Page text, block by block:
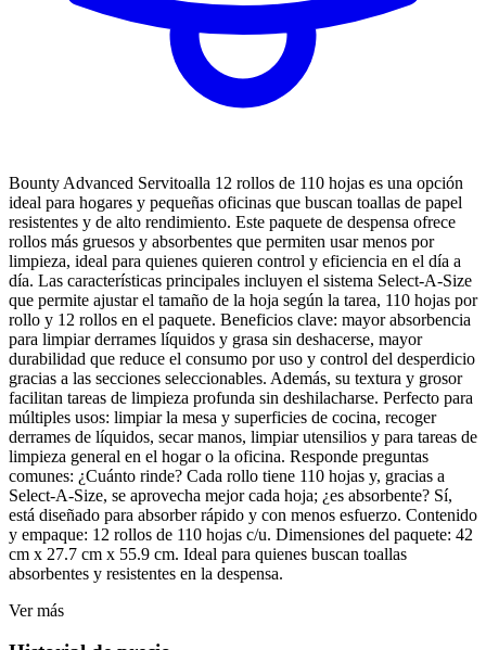
Bounty Advanced Servitoalla 12 rollos de 110 hojas es una opción
ideal para hogares y pequeñas oficinas que buscan toallas de papel
resistentes y de alto rendimiento. Este paquete de despensa ofrece
rollos más gruesos y absorbentes que permiten usar menos por
limpieza, ideal para quienes quieren control y eficiencia en el día a
día. Las características principales incluyen el sistema Select-A-Size
que permite ajustar el tamaño de la hoja según la tarea, 110 hojas por
rollo y 12 rollos en el paquete. Beneficios clave: mayor absorbencia
para limpiar derrames líquidos y grasa sin deshacerse, mayor
durabilidad que reduce el consumo por uso y control del desperdicio
gracias a las secciones seleccionables. Además, su textura y grosor
facilitan tareas de limpieza profunda sin deshilacharse. Perfecto para
múltiples usos: limpiar la mesa y superficies de cocina, recoger
derrames de líquidos, secar manos, limpiar utensilios y para tareas de
limpieza general en el hogar o la oficina. Responde preguntas
comunes: ¿Cuánto rinde? Cada rollo tiene 110 hojas y, gracias a
Select-A-Size, se aprovecha mejor cada hoja; ¿es absorbente? Sí,
está diseñado para absorber rápido y con menos esfuerzo. Contenido
y empaque: 12 rollos de 110 hojas c/u. Dimensiones del paquete: 42
cm x 27.7 cm x 55.9 cm. Ideal para quienes buscan toallas
absorbentes y resistentes en la despensa.
Ver más